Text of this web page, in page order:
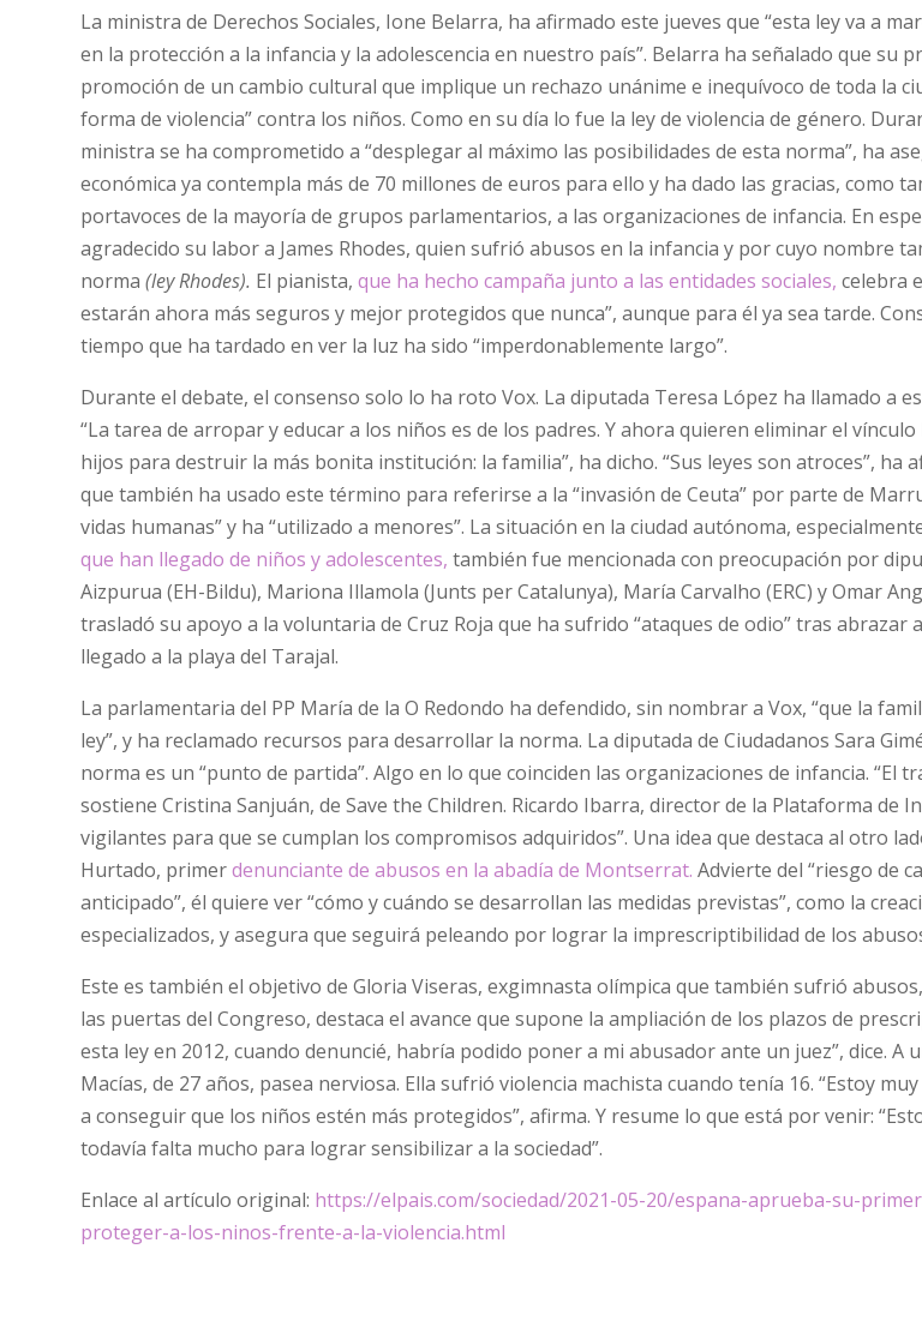
La ministra de Derechos Sociales, Ione Belarra, ha afirmado este jueves que “esta ley va a
en la protección a la infancia y la adolescencia en nuestro país”. Belarra ha señalado que su
promoción de un cambio cultural que implique un rechazo unánime e inequívoco de toda la
forma de violencia” contra los niños. Como en su día lo fue la ley de violencia de género.
ministra se ha comprometido a “desplegar al máximo las posibilidades de esta norma”, ha
económica ya contempla más de 70 millones de euros para ello y ha dado las gracias, como
portavoces de la mayoría de grupos parlamentarios, a las organizaciones de infancia. En
agradecido su labor a James Rhodes, quien sufrió abusos en la infancia y por cuyo nombre
norma(ley Rhodes). El pianista,que ha hecho campaña junto a las entidades sociales, celebra
estarán ahora más seguros y mejor protegidos que nunca”, aunque para él ya sea tarde.
tiempo que ha tardado en ver la luz ha sido “imperdonablemente largo”.
Durante el debate, el consenso solo lo ha roto Vox. La diputada Teresa López ha llamado a
“La tarea de arropar y educar a los niños es de los padres. Y ahora quieren eliminar el
hijos para destruir la más bonita institución: la familia”, ha dicho. “Sus leyes son atroces”, ha
que también ha usado este término para referirse a la “invasión de Ceuta” por parte de
vidas humanas” y ha “utilizado a menores”. La situación en la ciudad autónoma,
que han llegado de niños y adolescentes, también fue mencionada con preocupación por
Aizpurua (EH-Bildu), Mariona Illamola (Junts per Catalunya), María Carvalho (ERC) y Omar
trasladó su apoyo a la voluntaria de Cruz Roja que ha sufrido “ataques de odio” tras abrazar
llegado a la playa del Tarajal.
La parlamentaria del PP María de la O Redondo ha defendido, sin nombrar a Vox, “que la
ley”, y ha reclamado recursos para desarrollar la norma. La diputada de Ciudadanos Sara
norma es un “punto de partida”. Algo en lo que coinciden las organizaciones de infancia. “El
sostiene Cristina Sanjuán, de Save the Children. Ricardo Ibarra, director de la Plataforma de
vigilantes para que se cumplan los compromisos adquiridos”. Una idea que destaca al otro
Hurtado, primerdenunciante de abusos en la abadía de Montserrat. Advierte del “riesgo de
anticipado”, él quiere ver “cómo y cuándo se desarrollan las medidas previstas”, como la
especializados, y asegura que seguirá peleando por lograr la imprescriptibilidad de los
Este es también el objetivo de Gloria Viseras, exgimnasta olímpica que también sufrió
las puertas del Congreso, destaca el avance que supone la ampliación de los plazos de
esta ley en 2012, cuando denuncié, habría podido poner a mi abusador ante un juez”, dice. A
Macías, de 27 años, pasea nerviosa. Ella sufrió violencia machista cuando tenía 16. “Estoy
a conseguir que los niños estén más protegidos”, afirma. Y resume lo que está por venir:
todavía falta mucho para lograr sensibilizar a la sociedad”.
Enlace al artículo original: https://elpais.com/sociedad/2021-05-20/espana-aprueba-su-
proteger-a-los-ninos-frente-a-la-violencia.html